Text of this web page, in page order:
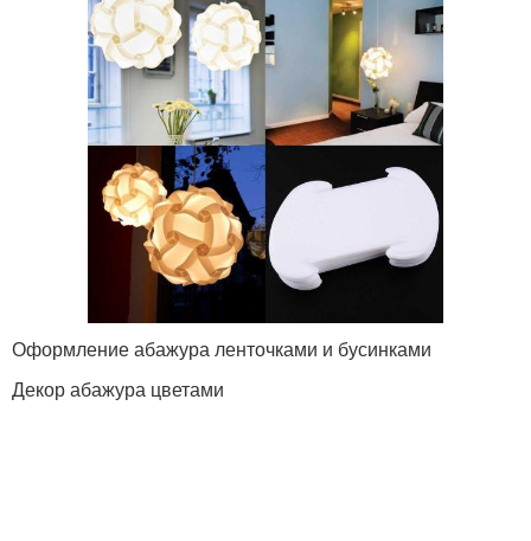
Оформление абажура ленточками и бусинками
Декор абажура цветами